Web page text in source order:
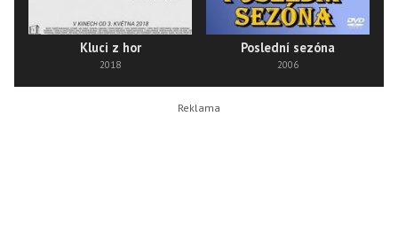
Kluci z hor
2018
Poslední sezóna
2006